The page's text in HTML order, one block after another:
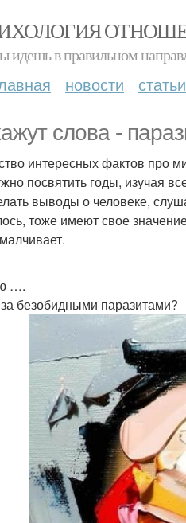
идешь в правильном
новости статьи
слова -
интересных фактов про
посвятить годы, изучая
выводы о человеке,
тоже имеют свое
….
безобидными паразитами?